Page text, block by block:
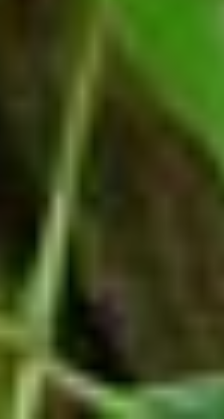
Ludzie dzielą się na dwa typy jeśli chodzi o reakcje na pewne
dolegliwości zdrowotne – są tacy, którzy wierzą wyłącznie w
nowoczesne farmaceutyki, ale i tacy, dla których podstawą
leczeniu bądź zapobieganiu jakimkolwiek chorobom są
naturalne środki, nieprzetworzone chemicznie, najczęściej zioła.
Jednym z idealnych przykładów jest właśnie Vilcacora czyli wilcza